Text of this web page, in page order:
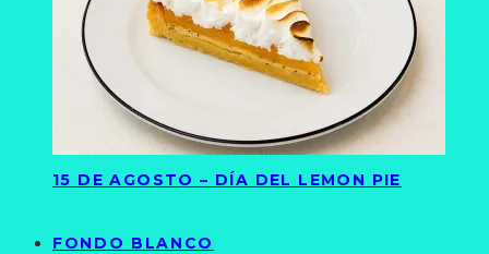
15 DE AGOSTO – DÍA DEL LEMON PIE
FONDO BLANCO